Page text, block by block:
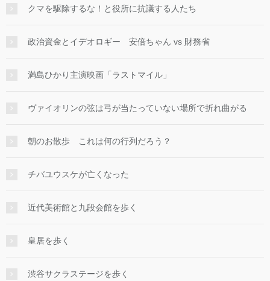
クマを駆除するな！と役所に抗議する人たち
政治資金とイデオロギー 安倍ちゃん vs 財務省
満島ひかり主演映画「ラストマイル」
ヴァイオリンの弦は弓が当たっていない場所で折れ曲がる
朝のお散歩 これは何の行列だろう？
チバユウスケが亡くなった
近代美術館と九段会館を歩く
皇居を歩く
渋谷サクラステージを歩く